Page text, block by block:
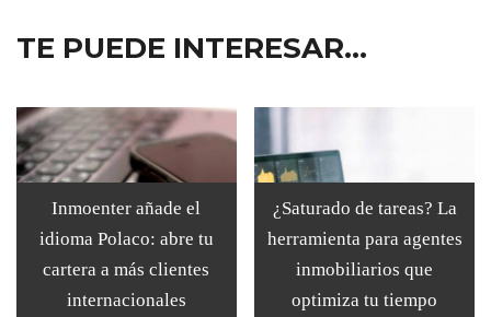
TE PUEDE INTERESAR...
Inmoenter añade el
idioma Polaco: abre tu
cartera a más clientes
internacionales
¿Saturado de tareas? La
herramienta para agentes
inmobiliarios que
optimiza tu tiempo